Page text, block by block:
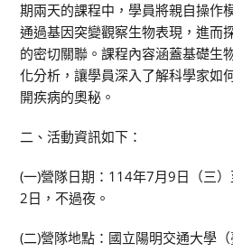
期兩天的課程中，學員將親自操作
通過基因突變觀察生物表現，進而
的密切關聯。課程內容涵蓋基礎生
化分析，讓學員深入了解科學家如
開疾病的奧秘。
二、活動資訊如下：
(一)營隊日期：114年7月9日（三
2日，不過夜。
(二)營隊地點：國立陽明交通大學